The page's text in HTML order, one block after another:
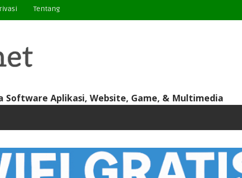
Tentang
Aplikasi, Website, Game, & Multimedia